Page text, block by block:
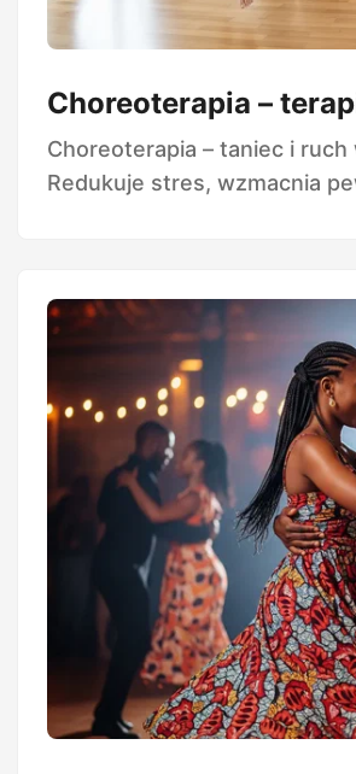
Choreoterapia –
Choreoterapia – taniec i
Redukuje stres, wzmacnia